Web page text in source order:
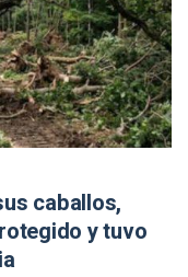
caballos,
y tuvo